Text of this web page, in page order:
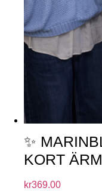
✨
KORT ÄRM
kr369.00